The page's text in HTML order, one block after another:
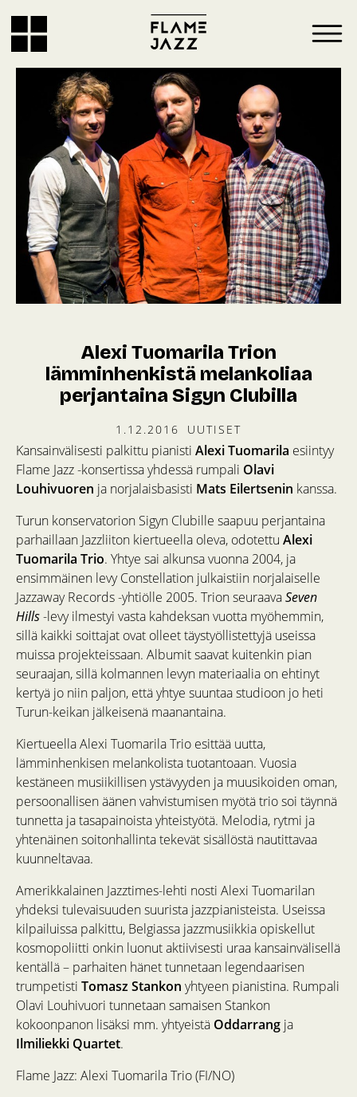
Alexi Tuomarila Trion
lämminhenkistä melankoliaa
perjantaina Sigyn Clubilla
1.12.2016 UUTISET
Kansainvälisesti palkittu pianisti Alexi Tuomarila esiintyy
Flame Jazz -konsertissa yhdessä rumpali Olavi
Louhivuoren ja norjalaisbasisti Mats Eilertsenin kanssa.
Turun konservatorion Sigyn Clubille saapuu perjantaina
parhaillaan Jazzliiton kiertueella oleva, odotettu Alexi
Tuomarila Trio. Yhtye sai alkunsa vuonna 2004, ja
ensimmäinen levy Constellation julkaistiin norjalaiselle
Jazzaway Records -yhtiölle 2005. Trion seuraavaSeven
Hills-levy ilmestyi vasta kahdeksan vuotta myöhemmin,
sillä kaikki soittajat ovat olleet täystyöllistettyjä useissa
muissa projekteissaan. Albumit saavat kuitenkin pian
seuraajan, sillä kolmannen levyn materiaalia on ehtinyt
kertyä jo niin paljon, että yhtye suuntaa studioon jo heti
Turun-keikan jälkeisenä maanantaina.
Kiertueella Alexi Tuomarila Trio esittää uutta,
lämminhenkisen melankolista tuotantoaan. Vuosia
kestäneen musiikillisen ystävyyden ja muusikoiden oman,
persoonallisen äänen vahvistumisen myötä trio soi täynnä
tunnetta ja tasapainoista yhteistyötä. Melodia, rytmi ja
yhtenäinen soitonhallinta tekevät sisällöstä nautittavaa
kuunneltavaa.
Amerikkalainen Jazztimes-lehti nosti Alexi Tuomarilan
yhdeksi tulevaisuuden suurista jazzpianisteista. Useissa
kilpailuissa palkittu, Belgiassa jazzmusiikkia opiskellut
kosmopoliitti onkin luonut aktiivisesti uraa kansainvälisellä
kentällä – parhaiten hänet tunnetaan legendaarisen
trumpetisti Tomasz Stankon yhtyeen pianistina. Rumpali
Olavi Louhivuori tunnetaan samaisen Stankon
kokoonpanon lisäksi mm. yhtyeistä Oddarrang ja
Ilmiliekki Quartet.
Flame Jazz: Alexi Tuomarila Trio (FI/NO)